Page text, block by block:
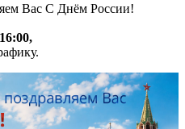
Вас С Днём России!